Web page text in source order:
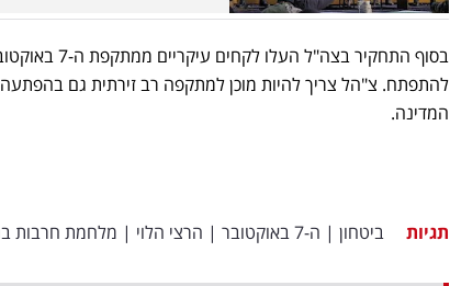
בסוף התחקיר
להתפתח. צ"הל צריך להיות מוכן למתקפה רב זירתית גם
המדינה.
תגיות ביטחון | ה-7 באוקטובר | הרצי הלוי | מלחמת חרבות